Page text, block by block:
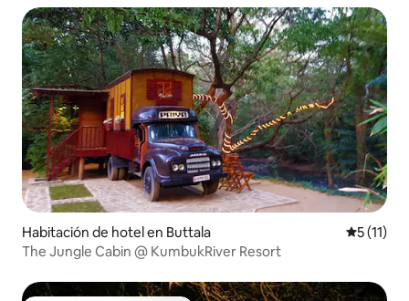
Habitación de hotel en Buttala
5 (11)
The Jungle Cabin @ KumbukRiver Resort